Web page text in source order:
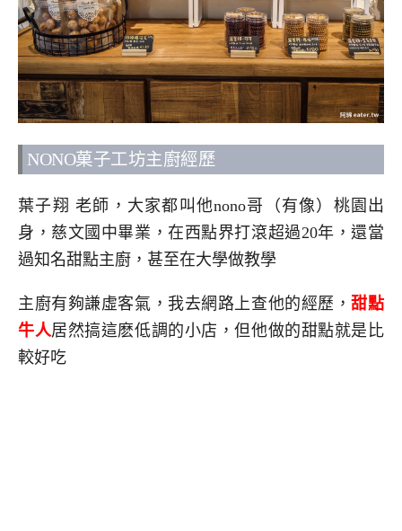
NONO菓子工坊主廚經歷
葉子翔 老師，大家都叫他nono哥（有像）桃園出
身，慈文國中畢業，在西點界打滾超過20年，還當
過知名甜點主廚，甚至在大學做教學
主廚有夠謙虛客氣，我去網路上查他的經歷，甜點
牛人居然搞這麽低調的小店，但他做的甜點就是比
較好吃